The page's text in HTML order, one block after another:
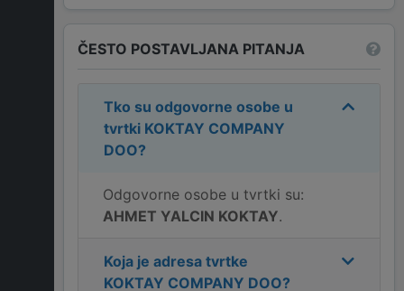
ČESTO POSTAVLJANA PITANJA
Tko su odgovorne osobe u
tvrtki KOKTAY COMPANY
DOO?
Odgovorne osobe u tvrtki su:
AHMET YALCIN KOKTAY.
Koja je adresa tvrtke
KOKTAY COMPANY DOO?